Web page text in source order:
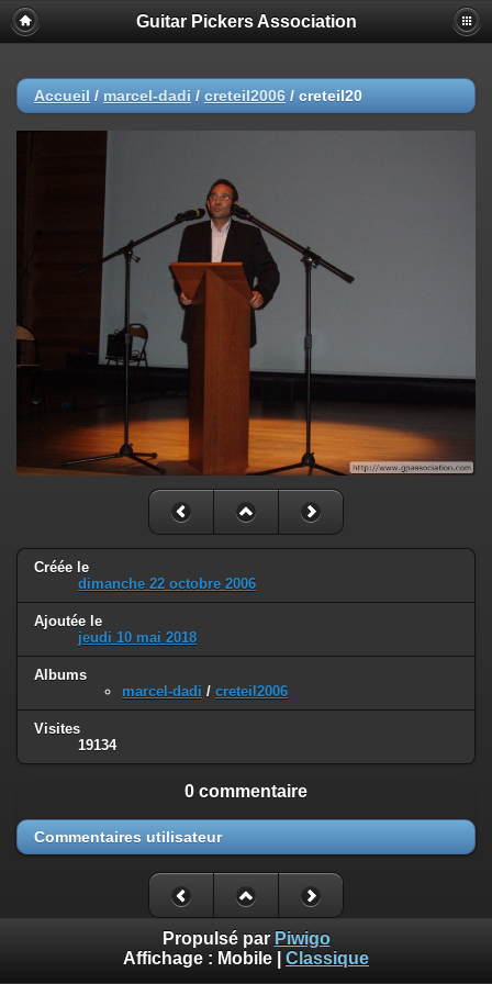
Guitar Pickers Association
Accueil / marcel-dadi / creteil2006 / creteil20
Créée le
dimanche 22 octobre 2006
Ajoutée le
jeudi 10 mai 2018
Albums
marcel-dadi / creteil2006
Visites
19134
0 commentaire
Commentaires utilisateur
Propulsé par Piwigo
Affichage : Mobile Classique